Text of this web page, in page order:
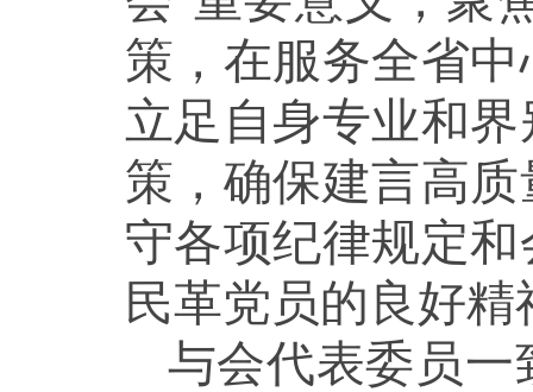
策，在服务全省
立足自身专业和
策，确保建言高
守各项纪律规定
民革党员的良好精
与会代表委员